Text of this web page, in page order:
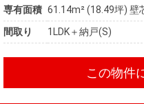
専有面積 61.14m²(18.49坪) 壁
間取り
1LDK＋納戸(S)
この物件